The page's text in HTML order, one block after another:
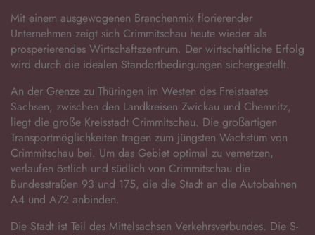
Mit einem ausgewogenen Branchenmix florierender
Unternehmen zeigt sich Crimmitschau heute wieder als
prosperierendes Wirtschaftszentrum. Der wirtschaftliche Erfolg
wird durch die idealen Standortbedingungen sichergestellt.
An der Grenze zu Thüringen im Westen des Freistaates
Sachsen, zwischen den Landkreisen Zwickau und Chemnitz,
liegt die große Kreisstadt Crimmitschau. Die großartigen
Transportmöglichkeiten tragen zum jüngsten Wachstum von
Crimmitschau bei. Um das Gebiet optimal zu vernetzen,
verlaufen östlich und südlich von Crimmitschau die
Bundesstraßen 93 und 175, die die Stadt an die Autobahnen
A4 und A72 anbinden.
Die Stadt ist Teil des Mittelsachsen Verkehrsverbundes. Die S-